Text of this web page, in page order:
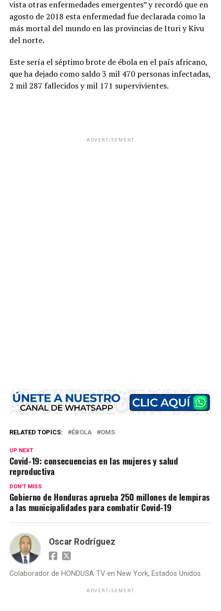
vista otras enfermedades emergentes” y recordó que en
agosto de 2018 esta enfermedad fue declarada como la
más mortal del mundo en las provincias de Ituri y Kivu
del norte.
Este sería el séptimo brote de ébola en el país africano,
que ha dejado como saldo 3 mil 470 personas infectadas,
2 mil 287 fallecidos y mil 171 supervivientes.
ADVERTISEMENT
RELATED TOPICS: ÉBOLA OMS
UP NEXT
Covid-19: consecuencias en las mujeres y salud
reproductiva
DON'T MISS
Gobierno de Honduras aprueba 250 millones de lempiras
a las municipalidades para combatir Covid-19
Oscar Rodríguez
Colaborador de HONDUSA TV en New York, Estados Unidos.
ADVERTISEMENT